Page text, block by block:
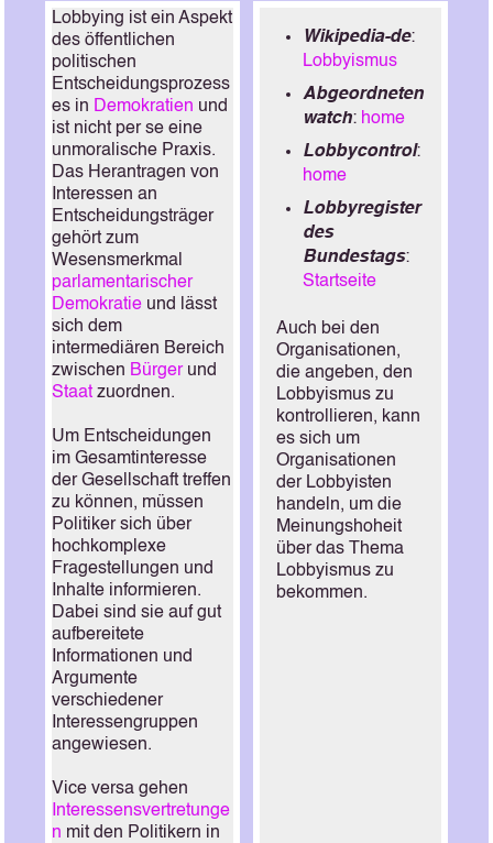
Lobbying ist ein Aspekt
des öffentlichen
politischen
Entscheidungsprozess
es in Demokratien und
ist nicht per se eine
unmoralische Praxis.
Das Herantragen von
Interessen an
Entscheidungsträger
gehört zum
Wesensmerkmal
parlamentarischer
Demokratie und lässt
sich dem
intermediären Bereich
zwischen Bürgerund
Staat zuordnen.
Um Entscheidungen
im Gesamtinteresse
der Gesellschaft treffen
zu können, müssen
Politiker sich über
hochkomplexe
Fragestellungen und
Inhalte informieren.
Dabei sind sie auf gut
aufbereitete
Informationen und
Argumente
verschiedener
Interessengruppen
angewiesen.
Vice versa gehen
Interessensvertretunge
n mit den Politikern in
Wikipedia-de:
Lobbyismus
Abgeordneten
watch: home
Lobbycontrol:
home
Lobbyregister
des
Bundestags:
Startseite
Auch bei den
Organisationen,
die angeben, den
Lobbyismus zu
kontrollieren, kann
es sich um
Organisationen
der Lobbyisten
handeln, um die
Meinungshoheit
über das Thema
Lobbyismus zu
bekommen.